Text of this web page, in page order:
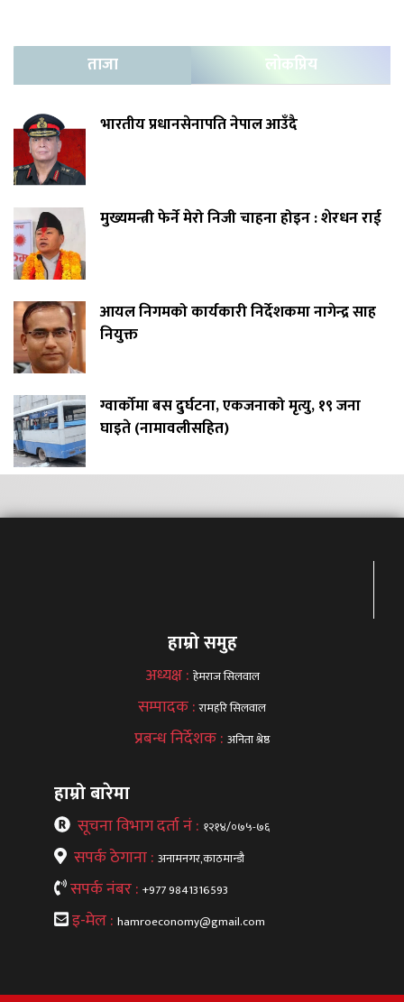
ताजा लोकप्रिय
भारतीय प्रधानसेनापति नेपाल आउँदै
मुख्यमन्त्री फेर्ने मेरो निजी चाहना होइन : शेरधन राई
आयल निगमको कार्यकारी निर्देशकमा नागेन्द्र साह
नियुक्त
ग्वार्कोमा बस दुर्घटना, एकजनाको मृत्यु, १९ जना
घाइते (नामावलीसहित)
हाम्रो समुह
अध्यक्ष : हेमराज सिलवाल
सम्पादक :रामहरि सिलवाल
प्रबन्ध निर्देशक : अनिता श्रेष्ठ
हाम्रो बारेमा
सूचना विभाग दर्ता नं : १२१४/०७५-७६
सपर्क ठेगाना : अनामनगर,काठमान्डौ
सपर्क नंबर : +977 9841316593
इ-मेल : hamroeconomy@gmail.com